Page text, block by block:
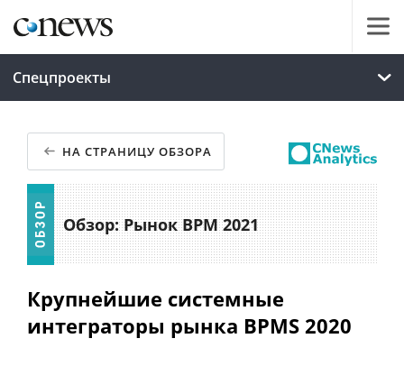
Спецпроекты
НА СТРАНИЦУ ОБЗОРА
Обзор: Рынок BPM 2021
Крупнейшие системные
интеграторы рынка BPMS 2020